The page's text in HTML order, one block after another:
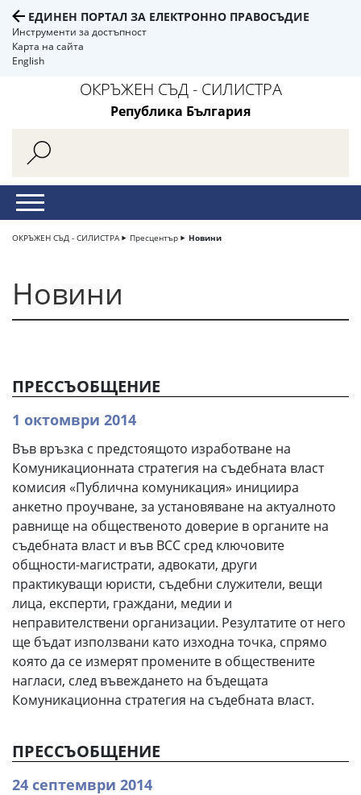
ЕДИНЕН ПОРТАЛ ЗА ЕЛЕКТРОННО ПРАВОСЪДИЕ
Инструменти за достъпност
Карта на сайта
English
ОКРЪЖЕН СЪД - СИЛИСТРА
Република България
ОКРЪЖЕН СЪД - СИЛИСТРА Пресцентър Новини
Новини
ПРЕССЪОБЩЕНИЕ
1 октомври 2014
Във връзка с предстоящото изработване на
Комуникационната стратегия на съдебната власт
комисия «Публична комуникация» инициира
анкетно проучване, за установяване на актуалното
равнище на общественото доверие в органите на
съдебната власт и във ВСС сред ключовите
общности-магистрати, адвокати, други
практикуващи юристи, съдебни служители, вещи
лица, експерти, граждани, медии и
неправителствени организации. Резултатите от него
ще бъдат използвани като изходна точка, спрямо
която да се измерят промените в обществените
нагласи, след въвеждането на бъдещата
Комуникационна стратегия на съдебната власт.
ПРЕССЪОБЩЕНИЕ
24 септември 2014